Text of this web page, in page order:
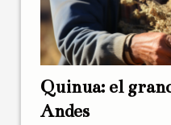
Quinua: el
Andes